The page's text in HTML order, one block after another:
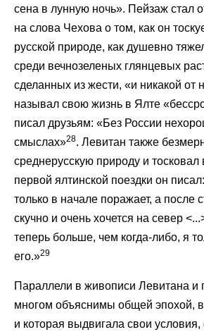
сена в лунную ночь». Пейзаж стал
на слова Чехова о том, как он
русской природе, как душевно
среди вечнозеленых глянцевых
сделанных из жести, «и никакой от
называл свою жизнь в Ялте
писал друзьям: «Без России
смыслах»28. Левитан также
среднерусскую природу и тосковал
первой ялтинской поездки он
только в начале поражает, а после
скучно и очень хочется на север
теперь больше, чем когда-либо, я
его.»29
Параллели в живописи Левитана и
многом объяснимы общей эпохой,
и которая выдвигала свои